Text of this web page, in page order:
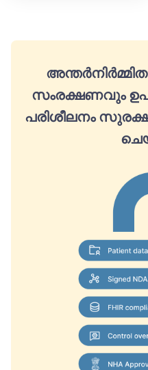
സംരക്ഷണവും
പരിശീലനം